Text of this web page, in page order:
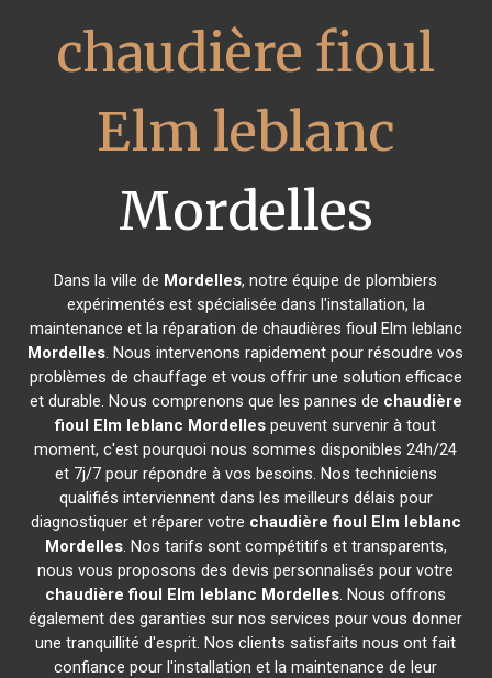
chaudière fioul
Elm leblanc
Mordelles
Dans la ville de Mordelles, notre équipe de plombiers
expérimentés est spécialisée dans l'installation, la
maintenance et la réparation de chaudières fioul Elm leblanc
Mordelles. Nous intervenons rapidement pour résoudre vos
problèmes de chauffage et vous offrir une solution efficace
et durable. Nous comprenons que les pannes de chaudière
fioul Elm leblanc Mordelles peuvent survenir à tout
moment, c'est pourquoi nous sommes disponibles 24h/24
et 7j/7 pour répondre à vos besoins. Nos techniciens
qualifiés interviennent dans les meilleurs délais pour
diagnostiquer et réparer votre chaudière fioul Elm leblanc
Mordelles. Nos tarifs sont compétitifs et transparents,
nous vous proposons des devis personnalisés pour votre
chaudière fioul Elm leblanc Mordelles. Nous offrons
également des garanties sur nos services pour vous donner
une tranquillité d'esprit. Nos clients satisfaits nous ont fait
confiance pour l'installation et la maintenance de leur